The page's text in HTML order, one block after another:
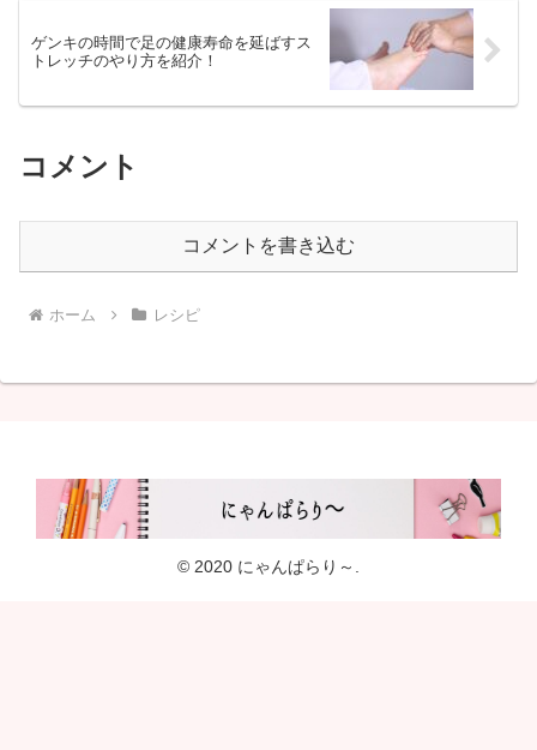
ゲンキの時間で足の健康寿命を延ばすス
トレッチのやり方を紹介！
コメント
コメントを書き込む
ホーム レシピ
© 2020 にゃんぱらり～.